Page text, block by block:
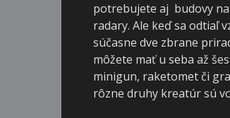
potrebujete aj budovy na
radary. Ale keď sa odtiaľ
súčasne dve zbrane
môžete mať u seba až
minigun, raketomet či
rôzne druhy kreatúr sú